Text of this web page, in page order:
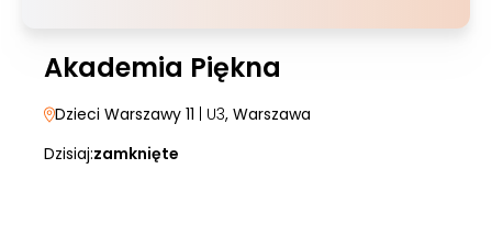
Akademia Piękna
Dzieci Warszawy 11 | U3, Warszawa
Dzisiaj:zamknięte